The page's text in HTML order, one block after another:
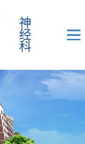
神
经
科